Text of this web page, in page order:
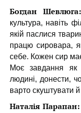
Богдан Шевлюга:
культура, навіть
якій паслися
працю сировара,
себе. Кожен сир
Моє завдання як
людині, донести,
варто скуштувати
Наталія Парапан: